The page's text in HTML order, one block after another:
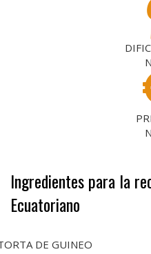
Ingredientes para la
Ecuatoriano
DE GUINEO